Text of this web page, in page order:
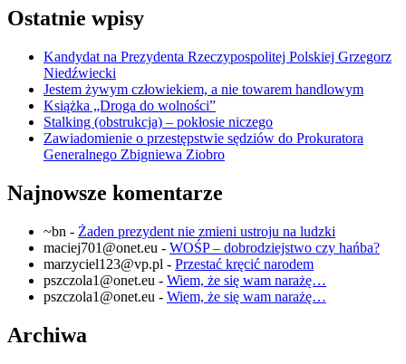
Ostatnie wpisy
Kandydat na Prezydenta Rzeczypospolitej Polskiej Grzegorz
Niedźwiecki
Jestem żywym człowiekiem, a nie towarem handlowym
Książka „Droga do wolności”
Stalking (obstrukcja) – pokłosie niczego
Zawiadomienie o przestępstwie sędziów do Prokuratora
Generalnego Zbigniewa Ziobro
Najnowsze komentarze
~bn - Żaden prezydent nie zmieni ustroju na ludzki
maciej701@onet.eu - WOŚP – dobrodziejstwo czy hańba?
marzyciel123@vp.pl - Przestać kręcić narodem
pszczola1@onet.eu - Wiem, że się wam narażę…
pszczola1@onet.eu - Wiem, że się wam narażę…
Archiwa